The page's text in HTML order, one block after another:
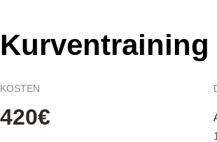
KOSTEN
420€